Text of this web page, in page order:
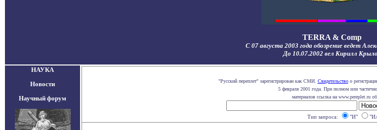
TERRA & Comp
С 07 августа 2003 года обозрение ведет
До 10.07.2002 вел Кирилл
НАУКА
Новости
Научный форум
"Русский переплет" зарегистрирован как СМИ. Свидетельствоо
5 февраля 2001 года. При полном или
материалов ссылка на www.pereplet.ru
Тип запроса: "И"